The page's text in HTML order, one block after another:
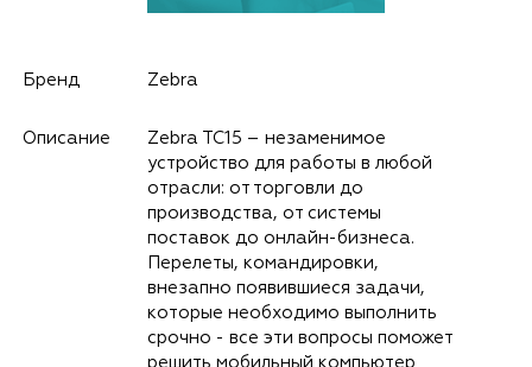
Бренд Zebra
Описание
Zebra TC15 – незаменимое
устройство для работы в любой
отрасли: от торговли до
производства, от системы
поставок до онлайн-бизнеса.
Перелеты, командировки,
внезапно появившиеся задачи,
которые необходимо выполнить
срочно - все эти вопросы поможет
решить мобильный компьютер